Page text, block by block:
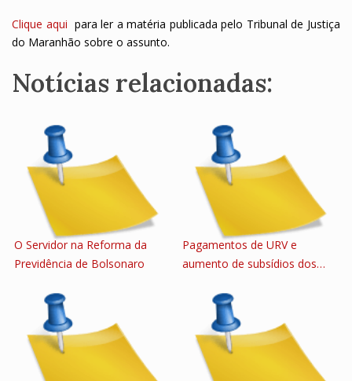
Clique aqui para ler a matéria publicada pelo Tribunal de Justiça
do Maranhão sobre o assunto.
Notícias relacionadas:
O Servidor na Reforma da
Previdência de Bolsonaro
Pagamentos de URV e
aumento de subsídios dos…